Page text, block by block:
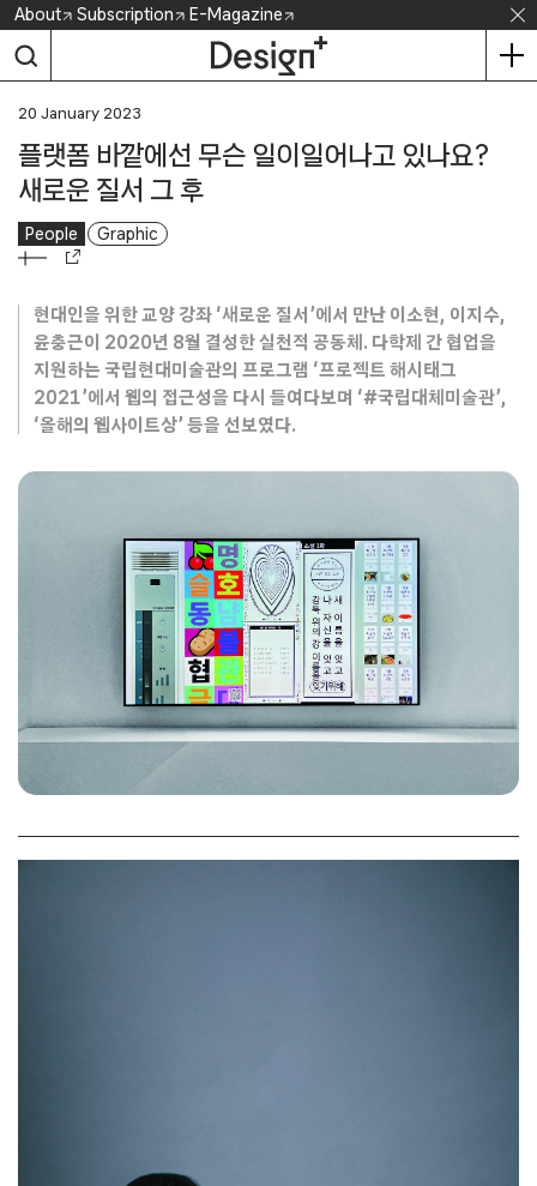
Skip
content
About Subscription E-Magazine
20 January 2023
플랫폼 바깥에선 무슨 일이일어나고 있나요?
새로운 질서 그 후
People Graphic
현대인을 위한 교양 강좌 ‘새로운 질서’에서 만난 이소현, 이지수,
윤충근이 2020년 8월 결성한 실천적 공동체. 다학제 간 협업을
지원하는 국립현대미술관의 프로그램 ‘프로젝트 해시태그
2021’에서 웹의 접근성을 다시 들여다보며 ‘#국립대체미술관’,
‘올해의 웹사이트상’ 등을 선보였다.